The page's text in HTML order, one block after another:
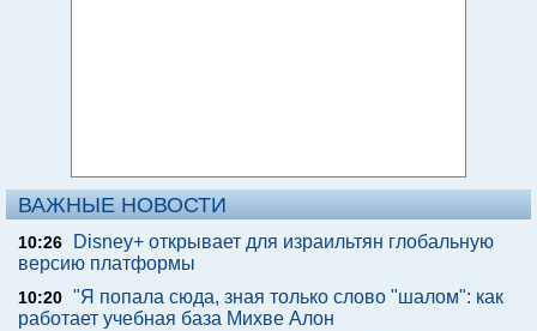
ВАЖНЫЕ НОВОСТИ
10:26
Disney+ открывает для израильтян глобальную
версию платформы
10:20 "Я попала сюда, зная только слово "шалом": как
работает учебная база Михве Алон